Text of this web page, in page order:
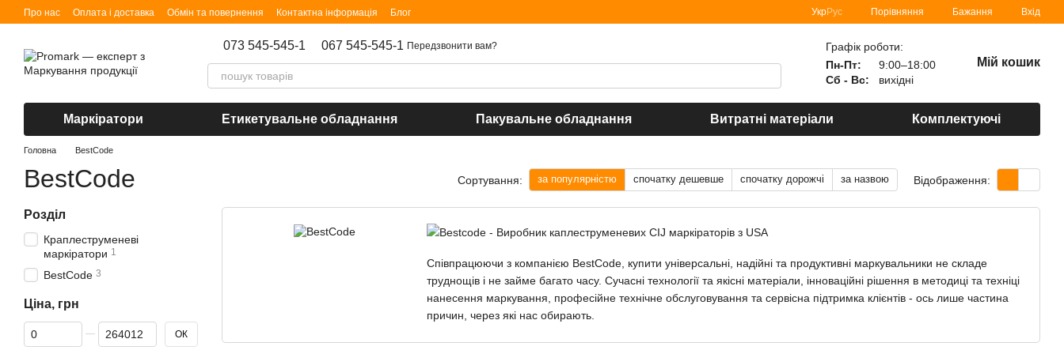
Перейти до основного контенту
Про нас Оплата і доставка Обмін та повернення Контактна інформація Блог УкрРус Порівняння Бажання Вхід
073 545-545-1 067 545-545-1 Передзвонити вам?
Графік роботи:
Пн-Пт:
9:00–18:00
Сб - Вс:
вихідні
Мій кошик
Маркіратори Етикетувальне обладнання Пакувальне обладнання Витратні матеріали Комплектуючі
Головна BestCode
BestCode Сортування: за популярністю спочатку дешевше спочатку дорожчі за назвою Відображення:
Співпрацюючи з компанією BestCode, купити універсальні, надійні та продуктивні маркувальники не складе
труднощів і не займе багато часу. Сучасні технології та якісні матеріали, інноваційні рішення в методиці та техніці
нанесення маркування, професійне технічне обслуговування та сервісна підтримка клієнтів - ось лише частина
причин, через які нас обирають.
Розділ
Краплеструменеві
маркіратори 1
BestCode 3
Ціна, грн
Від Ціна, грн
До Ціна, грн ОК